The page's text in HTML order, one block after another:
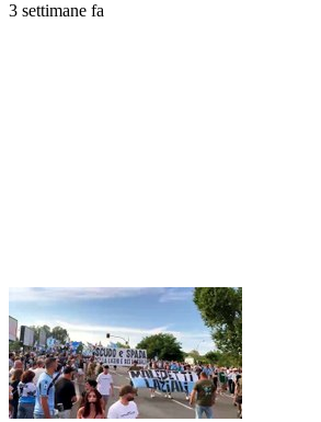
3 settimane fa